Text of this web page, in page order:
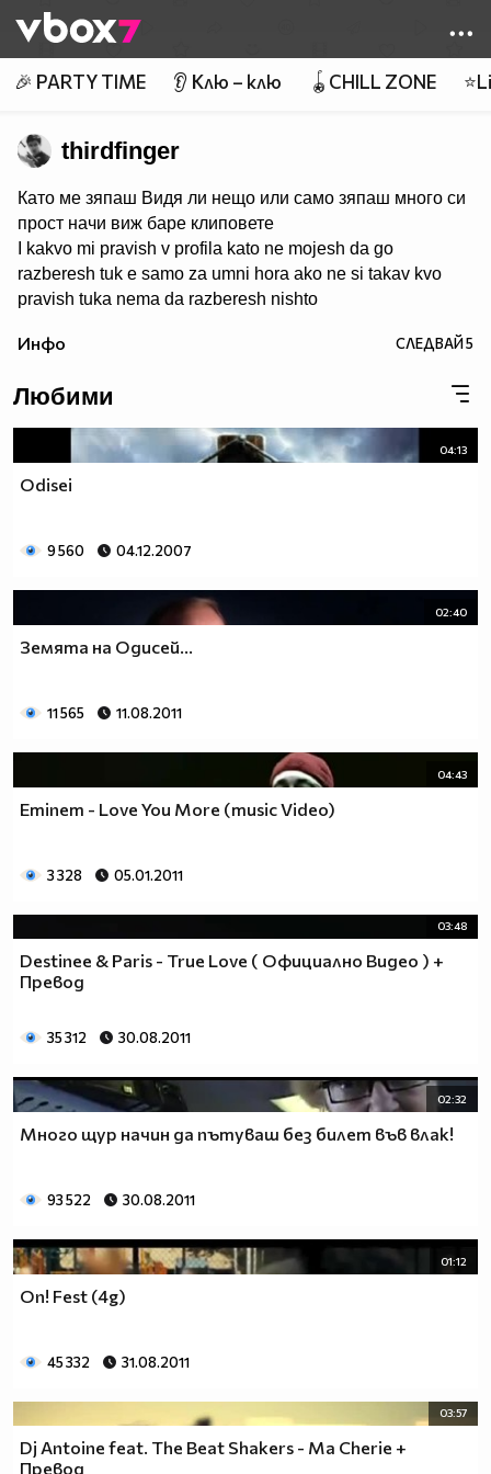
👾
🎉 PARTY TIME 👂 Клю – клю 🪀CHILL ZONE
thirdfinger
Като ме зяпаш Видя ли нещо или само зяпаш много си
прост начи виж баре клиповете
I kakvo mi pravish v profila kato ne mojesh da go
razberesh tuk e samo za umni hora ako ne si takav kvo
pravish tuka nema da razberesh nishto
Инфо СЛЕДВАЙ5
Любими
04:13
Odisei
9 560 04.12.2007
02:40
Земята на Одисей...
11 565 11.08.2011
04:43
Eminem - Love You More (music Video)
3 328 05.01.2011
03:48
Destinee & Paris - True Love ( Официално Видео ) +
Превод
35 312 30.08.2011
02:32
Много щур начин да пътуваш без билет във влак!
93 522 30.08.2011
01:12
On! Fest (4g)
45 332 31.08.2011
03:57
Dj Antoine feat. The Beat Shakers - Ma Cherie +
Превод